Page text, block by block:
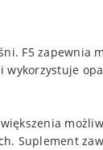
F5 zapewnia
Suplement